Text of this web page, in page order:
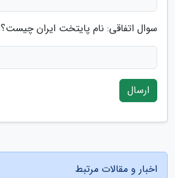
سوال اتفاقی: نام پایتخت ایران چیست؟
ارسال
اخبار و مقالات مرتبط